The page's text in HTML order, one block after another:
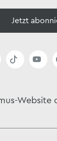
Jetzt
Website